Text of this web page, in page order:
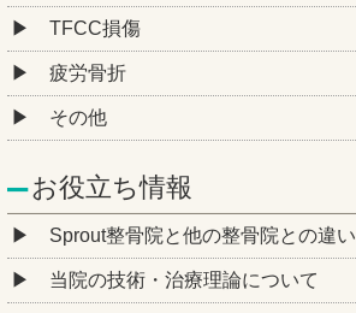
TFCC損傷
疲労骨折
その他
お役立ち情報
Sprout整骨院と他の整骨院との違い
当院の技術・治療理論について